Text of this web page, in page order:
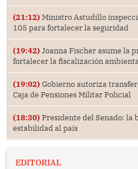
(21:12) Ministro Astudillo
105 para fortalecer la seguridad
(19:42) Joanna Fischer asume la
fortalecer la fiscalización
(19:02) Gobierno autoriza
Caja de Pensiones Militar Policial
(18:30) Presidente del Senado: la
estabilidad al país
EDITORIAL